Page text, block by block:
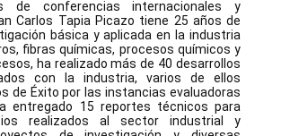
de conferencias internacionales y
Carlos Tapia Picazo tiene 25 años de
básica y aplicada en la industria
fibras químicas, procesos químicos y
ha realizado más de 40 desarrollos
con la industria, varios de ellos
de Éxito por las instancias evaluadoras
entregado 15 reportes técnicos para
realizados al sector industrial y